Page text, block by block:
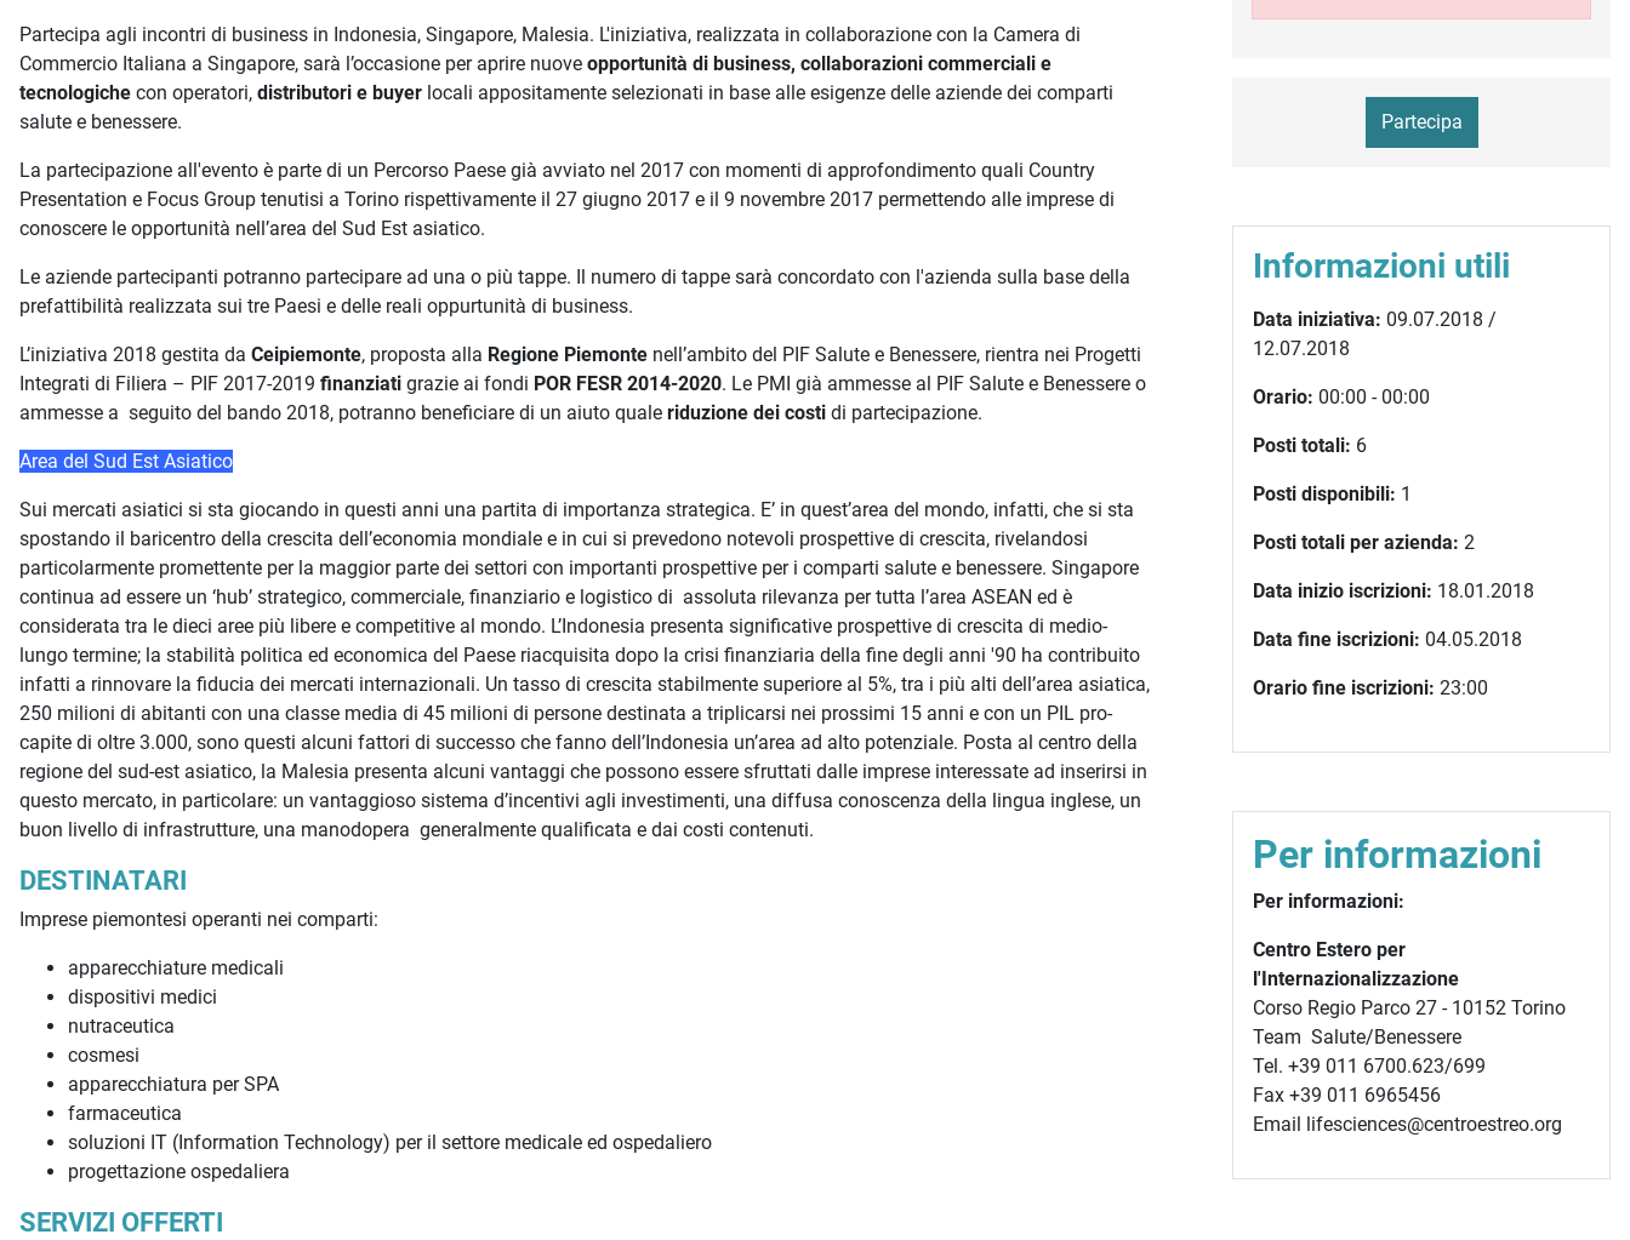
Partecipa agli incontri di business in Indonesia, Singapore, Malesia. L'iniziativa, realizzata in collaborazione con la Camera di
Commercio Italiana a Singapore, sarà l’occasione per aprire nuove opportunità di business, collaborazioni commerciali e
tecnologiche con operatori, distributori e buyer locali appositamente selezionati in base alle esigenze delle aziende dei comparti
salute e benessere.
La partecipazione all'evento è parte di un Percorso Paese già avviato nel 2017 con momenti di approfondimento quali Country
Presentation e Focus Group tenutisi a Torino rispettivamente il 27 giugno 2017 e il 9 novembre 2017 permettendo alle imprese di
conoscere le opportunità nell’area del Sud Est asiatico.
Le aziende partecipanti potranno partecipare ad una o più tappe. Il numero di tappe sarà concordato con l'azienda sulla base della
prefattibilità realizzata sui tre Paesi e delle reali oppurtunità di business.
L’iniziativa 2018 gestita da Ceipiemonte, proposta alla Regione Piemonte nell’ambito del PIF Salute e Benessere, rientra nei Progetti
Integrati di Filiera – PIF 2017-2019 finanziati grazie ai fondi POR FESR 2014-2020. Le PMI già ammesse al PIF Salute e Benessere o
ammesse a seguito del bando 2018, potranno beneficiare di un aiuto quale riduzione dei costi di partecipazione.
Area del Sud Est Asiatico
Sui mercati asiatici si sta giocando in questi anni una partita di importanza strategica. E’ in quest’area del mondo, infatti, che si sta
spostando il baricentro della crescita dell’economia mondiale e in cui si prevedono notevoli prospettive di crescita, rivelandosi
particolarmente promettente per la maggior parte dei settori con importanti prospettive per i comparti salute e benessere. Singapore
continua ad essere un ‘hub’ strategico, commerciale, finanziario e logistico di assoluta rilevanza per tutta l’area ASEAN ed è
considerata tra le dieci aree più libere e competitive al mondo. L’Indonesia presenta significative prospettive di crescita di medio-
lungo termine; la stabilità politica ed economica del Paese riacquisita dopo la crisi finanziaria della fine degli anni '90 ha contribuito
infatti a rinnovare la fiducia dei mercati internazionali. Un tasso di crescita stabilmente superiore al 5%, tra i più alti dell’area asiatica,
250 milioni di abitanti con una classe media di 45 milioni di persone destinata a triplicarsi nei prossimi 15 anni e con un PIL pro-
capite di oltre 3.000, sono questi alcuni fattori di successo che fanno dell’Indonesia un’area ad alto potenziale. Posta al centro della
regione del sud-est asiatico, la Malesia presenta alcuni vantaggi che possono essere sfruttati dalle imprese interessate ad inserirsi in
questo mercato, in particolare: un vantaggioso sistema d’incentivi agli investimenti, una diffusa conoscenza della lingua inglese, un
buon livello di infrastrutture, una manodopera generalmente qualificata e dai costi contenuti.
DESTINATARI
Imprese piemontesi operanti nei comparti:
apparecchiature medicali
dispositivi medici
nutraceutica
cosmesi
apparecchiatura per SPA
farmaceutica
soluzioni IT (Information Technology) per il settore medicale ed ospedaliero
progettazione ospedaliera
SERVIZI OFFERTI
Partecipa
Informazioni utili
Data iniziativa: 09.07.2018 /
12.07.2018
Orario: 00:00 - 00:00
Posti totali: 6
Posti disponibili: 1
Posti totali per azienda: 2
Data inizio iscrizioni: 18.01.2018
Data fine iscrizioni: 04.05.2018
Orario fine iscrizioni: 23:00
Per informazioni
Per informazioni:
Centro Estero per
l'Internazionalizzazione
Corso Regio Parco 27 - 10152 Torino
Team Salute/Benessere
Tel. +39 011 6700.623/699
Fax +39 011 6965456
Email lifesciences@centroestreo.org